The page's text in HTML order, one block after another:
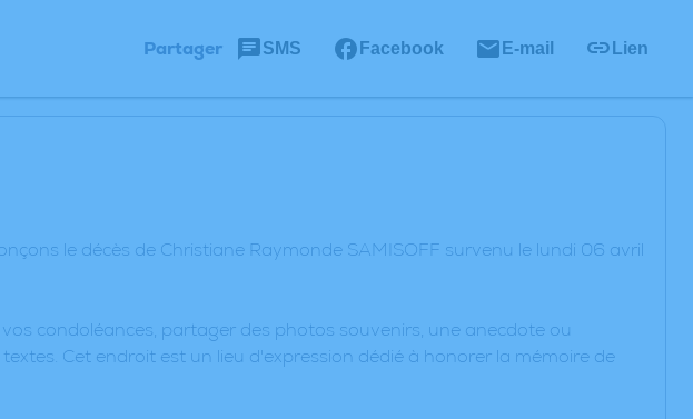
Partager SMS Facebook E-mail Lien
le décès de Christiane Raymonde SAMISOFF survenu le lundi 06 avril
condoléances, partager des photos souvenirs, une anecdote ou
Cet endroit est un lieu d'expression dédié à honorer la mémoire de